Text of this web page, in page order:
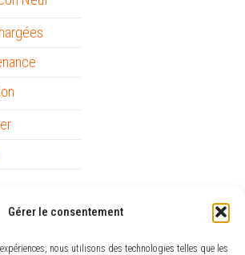
Gérer le consentement
nous utilisons des technologies telles que les